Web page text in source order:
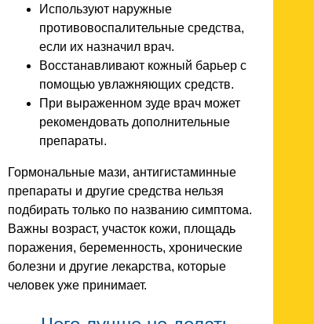
Используют наружные
противовоспалительные средства,
если их назначил врач.
Восстанавливают кожный барьер с
помощью увлажняющих средств.
При выраженном зуде врач может
рекомендовать дополнительные
препараты.
Гормональные мази, антигистаминные
препараты и другие средства нельзя
подбирать только по названию симптома.
Важны возраст, участок кожи, площадь
поражения, беременность, хронические
болезни и другие лекарства, которые
человек уже принимает.